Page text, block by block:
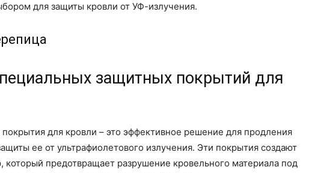
для защиты кровли от УФ-излучения.
защитных покрытий для
для кровли – это эффективное решение для продления
ее от ультрафиолетового излучения. Эти покрытия создают
который предотвращает разрушение кровельного материала под